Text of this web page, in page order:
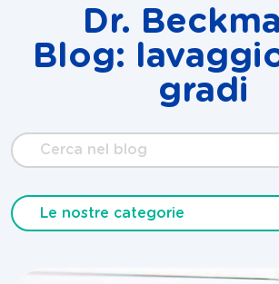
Dr.
Blog:
gradi
Cerca
nel
Le nostre categorie